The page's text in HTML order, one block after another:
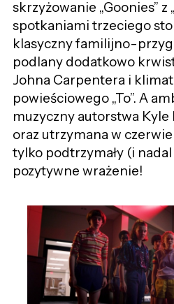
skrzyżowanie „Goonies” z
spotkaniami trzeciego
klasyczny familijno-
podlany dodatkowo
Johna Carpentera i
powieściowego „To”. A
muzyczny autorstwa
oraz utrzymana w
tylko podtrzymały (i
pozytywne wrażenie!